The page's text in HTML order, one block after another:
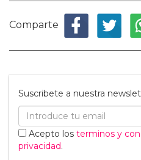
Comparte
Suscribete a nuestra
Acepto los terminos y
privacidad.